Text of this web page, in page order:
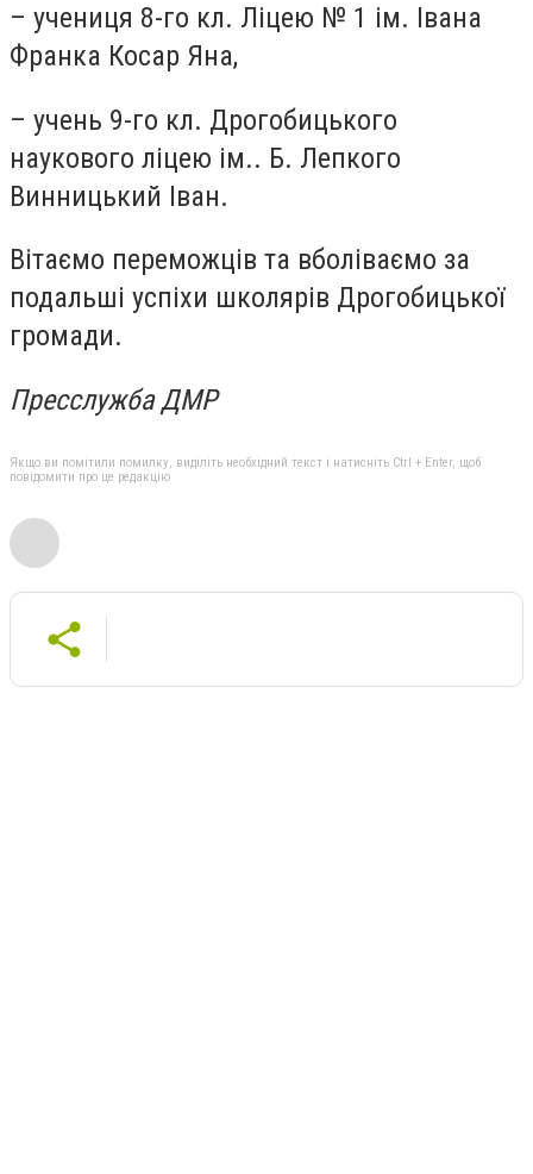
– учениця 8-го кл. Ліцею № 1 ім. Івана
Франка Косар Яна,
– учень 9-го кл. Дрогобицького
наукового ліцею ім.. Б. Лепкого
Винницький Іван.
Вітаємо переможців та вболіваємо за
подальші успіхи школярів Дрогобицької
громади.
Пресслужба ДМР
Якщо ви помітили помилку, виділіть необхідний текст і натисніть Ctrl + Enter, щоб
повідомити про це редакцію